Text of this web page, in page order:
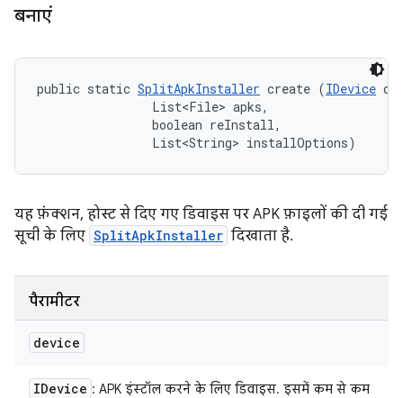
बनाएं
public static SplitApkInstaller create (IDevice
                List<File> apks,
                boolean reInstall,
                List<String> installOptions)
यह फ़ंक्शन, होस्ट से दिए गए डिवाइस पर APK फ़ाइलों की दी गई
सूची के लिए SplitApkInstaller दिखाता है.
पैरामीटर
device
IDevice : APK इंस्टॉल करने के लिए डिवाइस. इसमें कम से कम